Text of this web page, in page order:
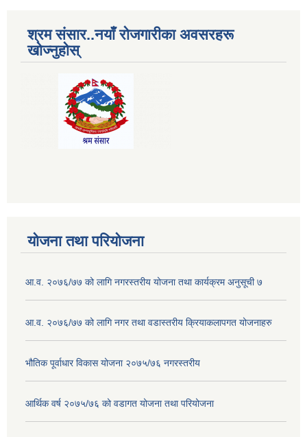
श्रम संसार..नयाँ रोजगारीका अवसरहरू
खोज्नुहोस्
योजना तथा परियोजना
आ.व. २०७६/७७ को लागि नगरस्तरीय योजना तथा कार्यक्रम अनुसूची ७
आ.व. २०७६/७७ को लागि नगर तथा वडास्तरीय क्रियाकलापगत योजनाहरु
भौतिक पूर्वाधार विकास योजना २०७५/७६ नगरस्तरीय
आर्थिक वर्ष २०७५/७६ को वडागत योजना तथा परियोजना